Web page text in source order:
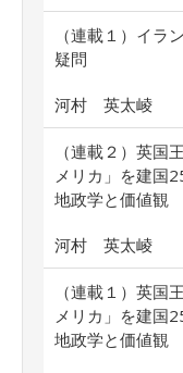
（連載１）イラ
疑問
河村 英太崚
（連載２）英国
メリカ」を建国
地政学と価値観
河村 英太崚
（連載１）英国
メリカ」を建国
地政学と価値観